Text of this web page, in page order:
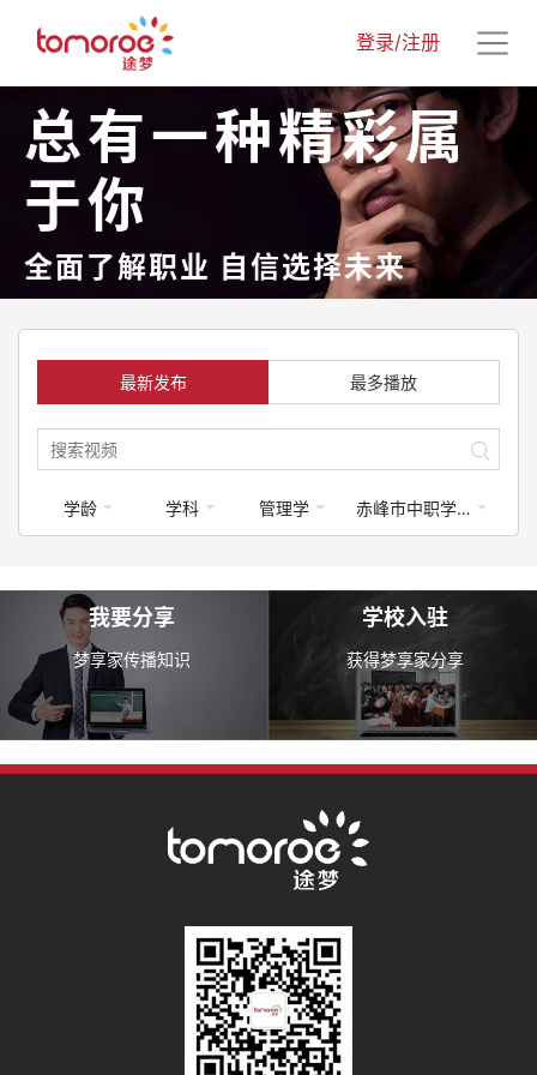
登录/注册
总有一种精彩属
于你
全面了解职业 自信选择未来
最新发布 最多播放
学龄 学科 管理学 赤峰市中职学校专业介绍
我要分享
梦享家传播知识
学校入驻
获得梦享家分享